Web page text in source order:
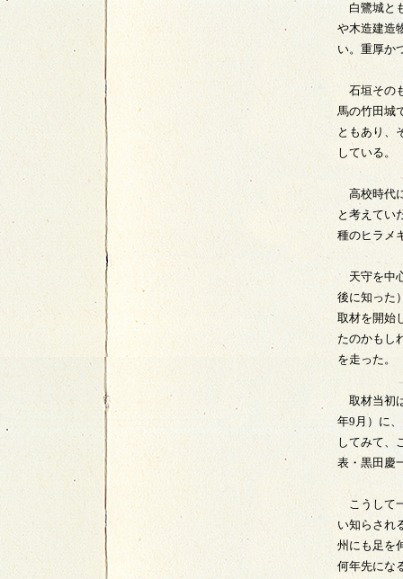
白鷺城と
や木造建造
い。重厚か
石垣その
馬の竹田城
ともあり、
している。
高校時代
と考えてい
種のヒラメ
天守を中心
後に知った
取材を開始
たのかもし
を走った。
取材当初
年9月）に
してみて、
表・黒田慶
こうして
い知らされ
州にも足を
何年先にな